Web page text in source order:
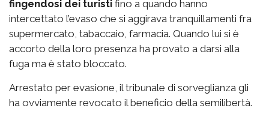
fingendosi dei turisti fino a quando hanno
intercettato l’evaso che si aggirava tranquillamenti fra
supermercato, tabaccaio, farmacia. Quando lui si è
accorto della loro presenza ha provato a darsi alla
fuga ma è stato bloccato.
Arrestato per evasione, il tribunale di sorveglianza gli
ha ovviamente revocato il beneficio della semilibertà.